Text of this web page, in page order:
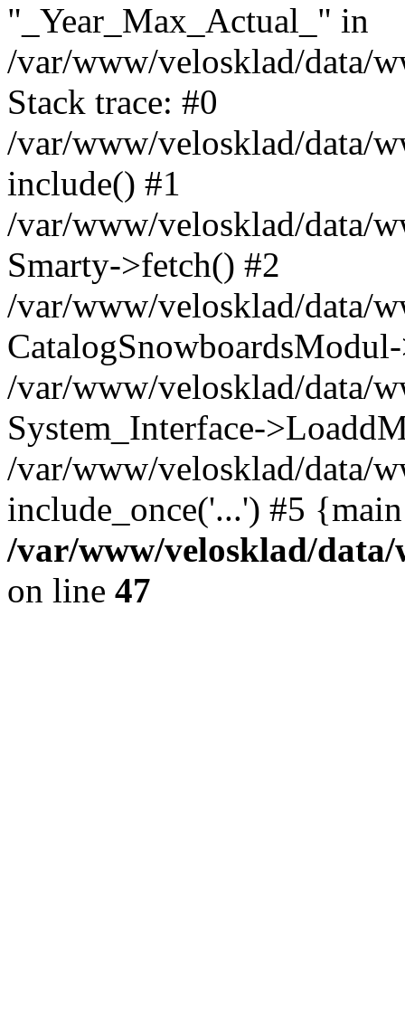
"_Year_Max_Actual_" in
/var/www/velosklad/data/
Stack trace: #0
/var/www/velosklad/data/
include() #1
/var/www/velosklad/data/
Smarty->fetch() #2
/var/www/velosklad/data/
/var/www/velosklad/data/
System_Interface-
/var/www/velosklad/data/
include_once('...') #5
/var/www/velosklad/
on line 47